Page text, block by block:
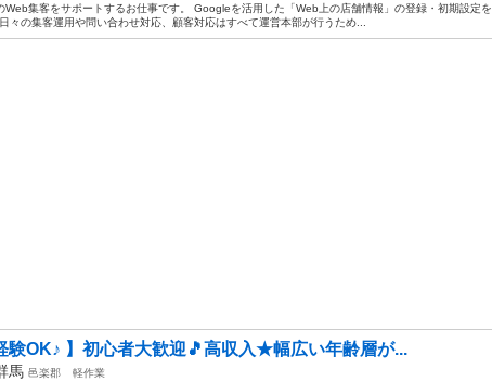
Web集客をサポートするお仕事です。 Googleを活用した「Web上の店舗情報」の登録・初期設定を
々の集客運用や問い合わせ対応、顧客対応はすべて運営本部が行うため...
験OK♪ 】初心者大歓迎🎵高収入★幅広い年齢層が...
馬 邑楽郡
軽作業